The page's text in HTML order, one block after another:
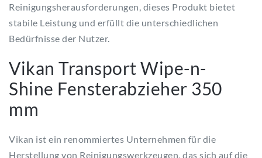
Reinigungsherausforderungen, dieses Produkt bietet
stabile Leistung und erfüllt die unterschiedlichen
Bedürfnisse der Nutzer.
Vikan Transport Wipe-n-
Shine Fensterabzieher 350
mm
Vikan ist ein renommiertes Unternehmen für die
Herstellung von Reinigungswerkzeugen, das sich auf die